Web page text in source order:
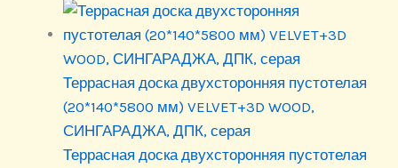
Террасная доска двухсторонняя пустотелая
(20*140*5800 мм) VELVET+3D WOOD,
СИНГАРАДЖА, ДПК, серая
Террасная доска двухсторонняя пустотелая